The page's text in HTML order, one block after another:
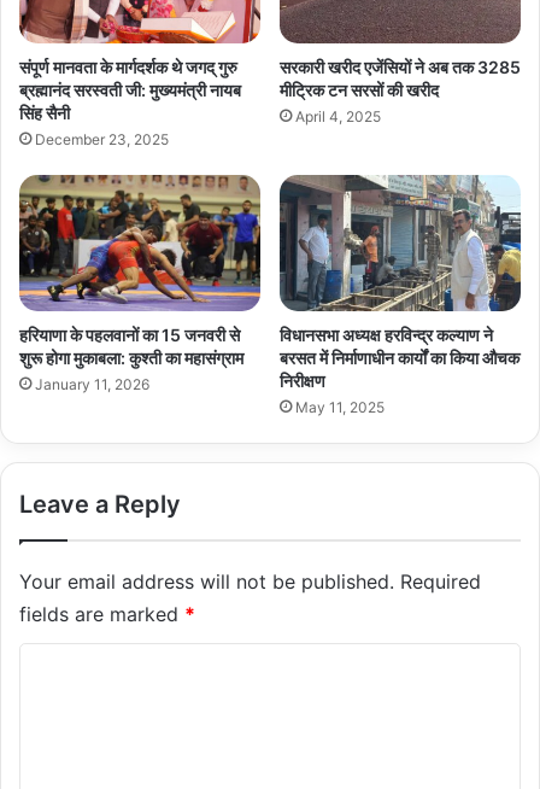
संपूर्ण मानवता के मार्गदर्शक थे जगद् गुरु
ब्रह्मानंद सरस्वती जी: मुख्यमंत्री नायब
सिंह सैनी
December 23, 2025
सरकारी खरीद एजेंसियों ने अब तक 3285
मीट्रिक टन सरसों की खरीद
April 4, 2025
हरियाणा के पहलवानों का 15 जनवरी से
शुरू होगा मुकाबला: कुश्ती का महासंग्राम
January 11, 2026
विधानसभा अध्यक्ष हरविन्द्र कल्याण ने
बरसत में निर्माणाधीन कार्यों का किया औचक
निरीक्षण
May 11, 2025
Leave a Reply
Your email address will not be published. Required
fields are marked *